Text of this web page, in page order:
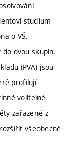
studium
o VŠ.
dvou skupin.
(PVA) jsou
profilují
volitelné
zařazené z
všeobecné